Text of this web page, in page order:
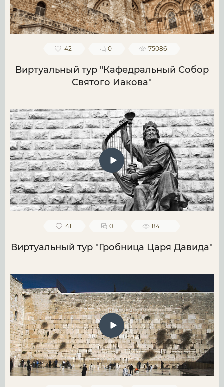
42 0 75086
Виртуальный тур "Кафедральный Собор
Святого Иакова"
41 0 84111
Виртуальный тур "Гробница Царя Давида"